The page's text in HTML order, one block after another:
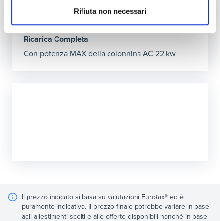
Rifiuta non necessari
2h27’
Ricarica Completa
Con potenza MAX della colonnina AC 22 kw
Il prezzo indicato si basa su valutazioni Eurotax® ed è
puramente indicativo. Il prezzo finale potrebbe variare in base
agli allestimenti scelti e alle offerte disponibili nonché in base